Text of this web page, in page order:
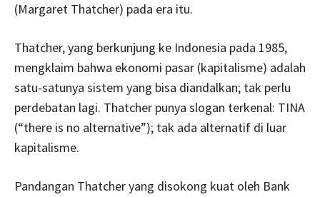
(Margaret Thatcher) pada era itu.
Thatcher, yang berkunjung ke Indonesia pada 1985,
mengklaim bahwa ekonomi pasar (kapitalisme) adalah
satu-satunya sistem yang bisa diandalkan; tak perlu
perdebatan lagi. Thatcher punya slogan terkenal: TINA
(“there is no alternative”); tak ada alternatif di luar
kapitalisme.
Pandangan Thatcher yang disokong kuat oleh Bank